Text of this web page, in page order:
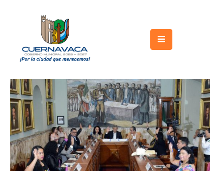
Gobierno
Turismo
Trámites
y
Servicios
Licitaciones